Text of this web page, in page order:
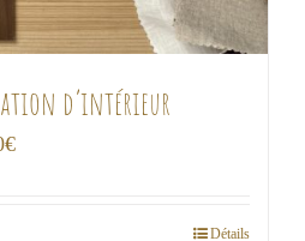
d’intérieur
€Plage
Détails